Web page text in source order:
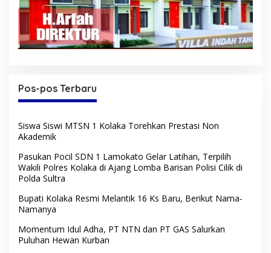
Pos-pos Terbaru
Siswa Siswi MTSN 1 Kolaka Torehkan Prestasi Non
Akademik
Pasukan Pocil SDN 1 Lamokato Gelar Latihan, Terpilih
Wakili Polres Kolaka di Ajang Lomba Barisan Polisi Cilik di
Polda Sultra
Bupati Kolaka Resmi Melantik 16 Ks Baru, Berikut Nama-
Namanya
Momentum Idul Adha, PT NTN dan PT GAS Salurkan
Puluhan Hewan Kurban